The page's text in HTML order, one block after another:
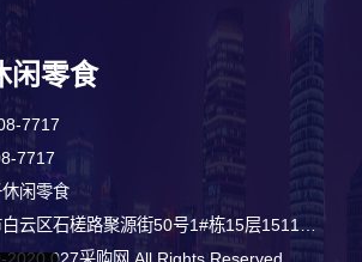
闲零食
7717
7717
闲零食
咨询
咨询